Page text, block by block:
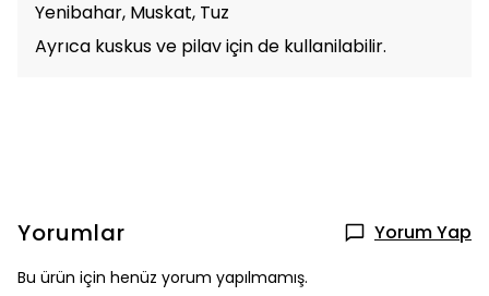
Yenibahar, Muskat, Tuz
Ayrıca kuskus ve pilav için de kullanilabilir.
Yorumlar Yorum Yap
Bu ürün için henüz yorum yapılmamış.